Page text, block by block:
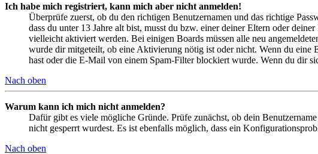
Ich habe mich registriert, kann mich aber nicht anmelden!
Überprüfe zuerst, ob du den richtigen Benutzernamen und das richtige
dass du unter 13 Jahre alt bist, musst du bzw. einer deiner Eltern oder
vielleicht aktiviert werden. Bei einigen Boards müssen alle neu
wurde dir mitgeteilt, ob eine Aktivierung nötig ist oder nicht. Wenn du eine
hast oder die E-Mail von einem Spam-Filter blockiert wurde. Wenn du dir
Nach oben
Warum kann ich mich nicht anmelden?
Dafür gibt es viele mögliche Gründe. Prüfe zunächst, ob dein
nicht gesperrt wurdest. Es ist ebenfalls möglich, dass ein
Nach oben